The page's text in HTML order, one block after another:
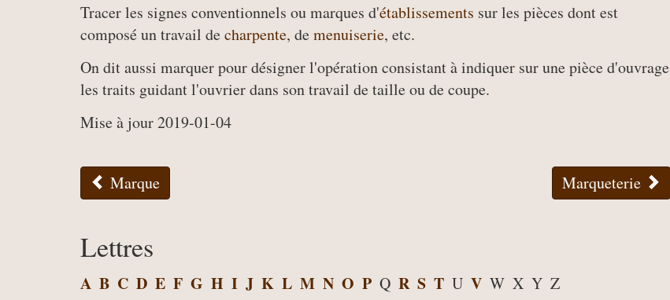
Tracer les signes conventionnels ou marques d'établissements sur les pièces dont est
composé un travail decharpente, demenuiserie, etc.
On dit aussi marquer pour désigner l'opération consistant à indiquer sur une pièce d'ouvrage
les traits guidant l'ouvrier dans son travail de taille ou de coupe.
Mise à jour 2019-01-04
Marque Marqueterie
Lettres
A B C D E F G H I J K L M N O P Q R S T U V W X Y Z